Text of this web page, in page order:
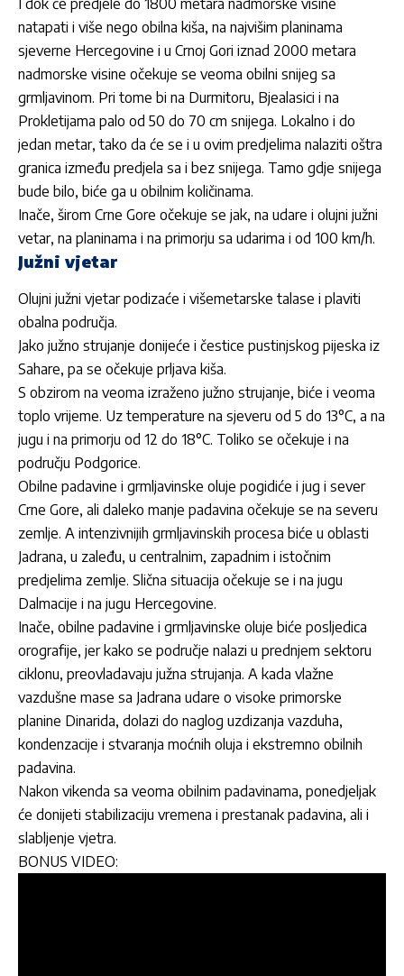
I dok će predjele do 1800 metara nadmorske visine
natapati i više nego obilna kiša, na najvišim planinama
sjeverne Hercegovine i u Crnoj Gori iznad 2000 metara
nadmorske visine očekuje se veoma obilni snijeg sa
grmljavinom. Pri tome bi na Durmitoru, Bjealasici i na
Prokletijama palo od 50 do 70 cm snijega. Lokalno i do
jedan metar, tako da će se i u ovim predjelima nalaziti oštra
granica između predjela sa i bez snijega. Tamo gdje snijega
bude bilo, biće ga u obilnim količinama.
Inače, širom Crne Gore očekuje se jak, na udare i olujni južni
vetar, na planinama i na primorju sa udarima i od 100 km/h.
Južni vjetar
Olujni južni vjetar podizaće i višemetarske talase i plaviti
obalna područja.
Jako južno strujanje donijeće i čestice pustinjskog pijeska iz
Sahare, pa se očekuje prljava kiša.
S obzirom na veoma izraženo južno strujanje, biće i veoma
toplo vrijeme. Uz temperature na sjeveru od 5 do 13°C, a na
jugu i na primorju od 12 do 18°C. Toliko se očekuje i na
području Podgorice.
Obilne padavine i grmljavinske oluje pogidiće i jug i sever
Crne Gore, ali daleko manje padavina očekuje se na severu
zemlje. A intenzivnijih grmljavinskih procesa biće u oblasti
Jadrana, u zaleđu, u centralnim, zapadnim i istočnim
predjelima zemlje. Slična situacija očekuje se i na jugu
Dalmacije i na jugu Hercegovine.
Inače, obilne padavine i grmljavinske oluje biće posljedica
orografije, jer kako se područje nalazi u prednjem sektoru
ciklonu, preovladavaju južna strujanja. A kada vlažne
vazdušne mase sa Jadrana udare o visoke primorske
planine Dinarida, dolazi do naglog uzdizanja vazduha,
kondenzacije i stvaranja moćnih oluja i ekstremno obilnih
padavina.
Nakon vikenda sa veoma obilnim padavinama, ponedjeljak
će donijeti stabilizaciju vremena i prestanak padavina, ali i
slabljenje vjetra.
BONUS VIDEO: